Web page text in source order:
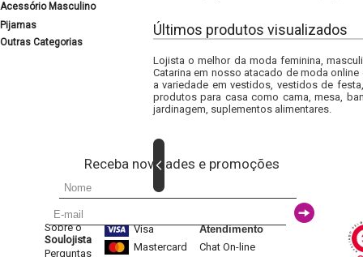
Acessório Masculino
Pijamas
Outras Categorias
Últimos produtos visualizados
Lojista o melhor da moda feminina,
Catarina em nosso atacado de moda
a variedade em vestidos, vestidos de
produtos para casa como cama, mesa,
jardinagem, suplementos alimentares.
Receba novidades e promoções
Sobre o
Soulojista
Perguntas
Visa
Mastercard
Atendimento
Chat On-line